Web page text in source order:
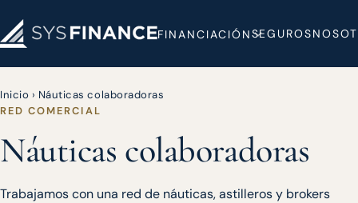
FINANCIACIÓNSEGUROS
Inicio › Náuticas colaboradoras
RED COMERCIAL
Náuticas colaboradoras
Trabajamos con una red de náuticas, astilleros y brokers